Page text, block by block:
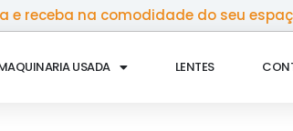
e receba na comodidade do seu
USADA LENTES